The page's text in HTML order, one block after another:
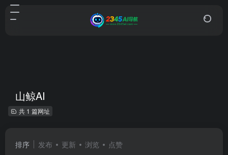
山鲸AI
共 1 篇网址
排序 发布 更新 浏览 点赞